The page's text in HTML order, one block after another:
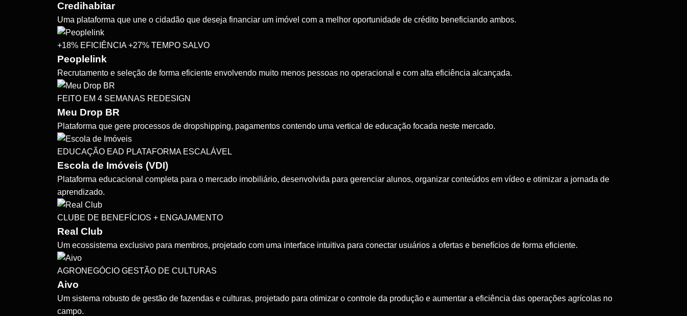
Credihabitar
Uma plataforma que une o cidadão que deseja financiar um imóvel com a melhor oportunidade de crédito beneficiando ambos.
+18% EFICIÊNCIA +27% TEMPO SALVO
Peoplelink
Recrutamento e seleção de forma eficiente envolvendo muito menos pessoas no operacional e com alta eficiência alcançada.
FEITO EM 4 SEMANAS REDESIGN
Meu Drop BR
Plataforma que gere processos de dropshipping, pagamentos contendo uma vertical de educação focada neste mercado.
EDUCAÇÃO EAD PLATAFORMA ESCALÁVEL
Escola de Imóveis (VDI)
Plataforma educacional completa para o mercado imobiliário, desenvolvida para gerenciar alunos, organizar conteúdos em vídeo e otimizar a jornada de
aprendizado.
CLUBE DE BENEFÍCIOS + ENGAJAMENTO
Real Club
Um ecossistema exclusivo para membros, projetado com uma interface intuitiva para conectar usuários a ofertas e benefícios de forma eficiente.
AGRONEGÓCIO GESTÃO DE CULTURAS
Aivo
Um sistema robusto de gestão de fazendas e culturas, projetado para otimizar o controle da produção e aumentar a eficiência das operações agrícolas no
campo.